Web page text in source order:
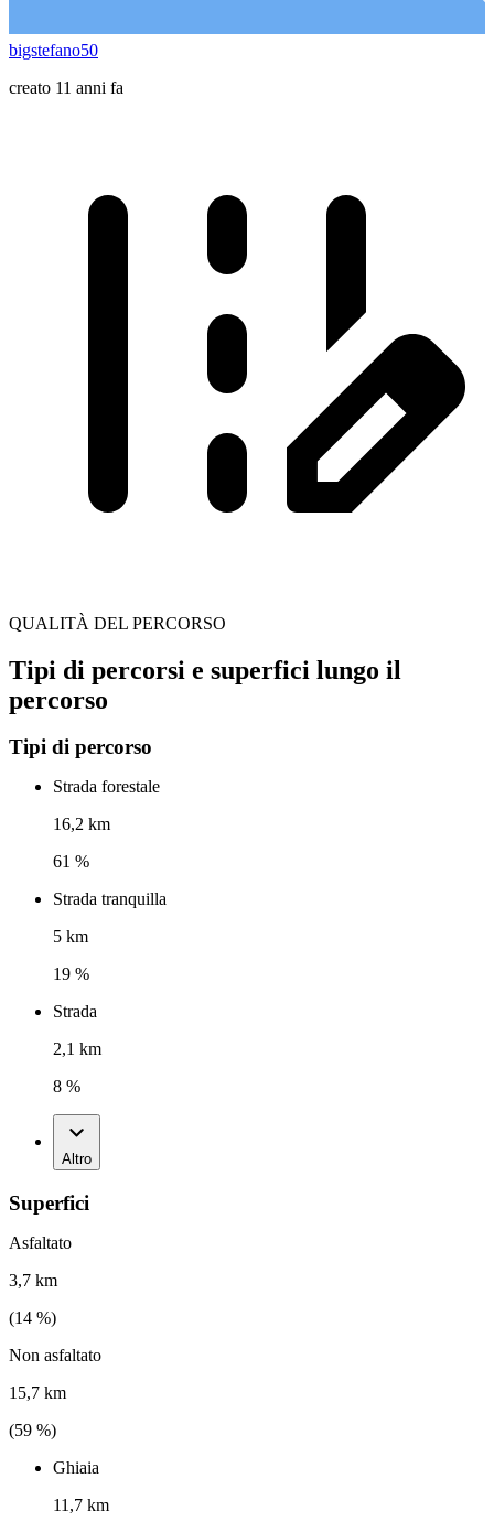
bigstefano50
creato 11 anni fa
QUALITÀ DEL PERCORSO
Tipi di percorsi e superfici lungo il
percorso
Tipi di percorso
Strada forestale
16,2 km
61 %
Strada tranquilla
5 km
19 %
Strada
2,1 km
8 %
Altro
Superfici
Asfaltato
3,7 km
(14 %)
Non asfaltato
15,7 km
(59 %)
Ghiaia
11,7 km